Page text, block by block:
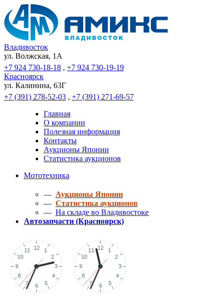
Владивосток
ул. Волжская, 1A
+7 924 730-18-18 , +7 924 730-19-19
Красноярск
ул. Калинина, 63Г
+7 (391) 278-52-03 , +7 (391) 271-69-57
Главная
О компании
Полезная информация
Контакты
Аукционы Японии
Статистика аукционов
Мототехника
— Аукционы Японии
— Статистика аукционов
— На складе во Владивостоке
Автозапчасти (Красноярск)